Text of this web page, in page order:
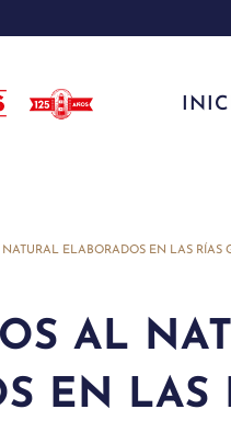
ELABORADOS EN LAS RÍAS
AL
EN LAS